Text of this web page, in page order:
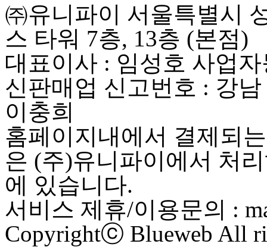
㈜유니파이 서울특별시
스 타워 7층, 13층 (본점)
대표이사 : 임성호 사업
신판매업 신고번호 : 강
이충희
홈페이지내에서 결제되
은 (주)유니파이에서 처
에 있습니다.
서비스 제휴/이용문의 :
Copyrightⓒ Blueweb All